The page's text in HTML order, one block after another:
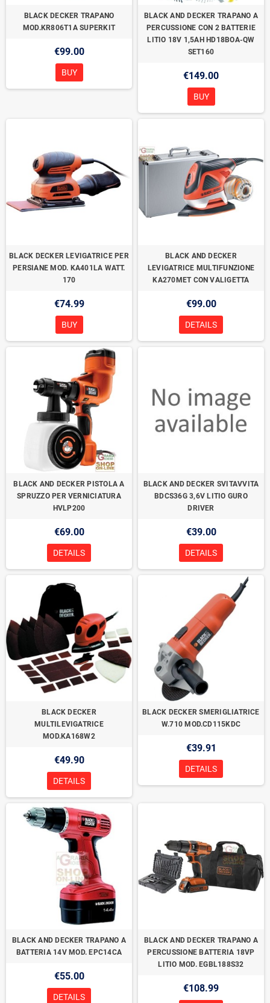
BLACK DECKER TRAPANO
MOD.KR806T1A SUPERKIT
€99.00
BUY
BLACK AND DECKER TRAPANO A
PERCUSSIONE CON 2 BATTERIE
LITIO 18V 1,5AH HD18BOA-QW
SET160
€149.00
BUY
BLACK DECKER LEVIGATRICE PER
PERSIANE MOD. KA401LA WATT.
170
€74.99
BUY
BLACK AND DECKER
LEVIGATRICE MULTIFUNZIONE
KA270MET CON VALIGETTA
€99.00
DETAILS
BLACK AND DECKER PISTOLA A
SPRUZZO PER VERNICIATURA
HVLP200
€69.00
DETAILS
BLACK AND DECKER SVITAVVITA
BDCS36G 3,6V LITIO GURO
DRIVER
€39.00
DETAILS
BLACK DECKER
MULTILEVIGATRICE
MOD.KA168W2
€49.90
DETAILS
BLACK DECKER SMERIGLIATRICE
W.710 MOD.CD115KDC
€39.91
DETAILS
BLACK AND DECKER TRAPANO A
BATTERIA 14V MOD. EPC14CA
€55.00
DETAILS
BLACK AND DECKER TRAPANO A
PERCUSSIONE BATTERIA 18VP
LITIO MOD. EGBL188S32
€108.99